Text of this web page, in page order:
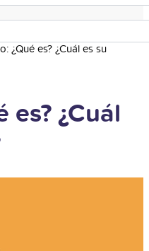
¿Qué es? ¿Cuál es su
es? ¿Cuál